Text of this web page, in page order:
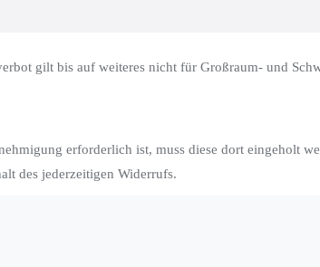
gilt bis auf weiteres nicht für Großraum- und
erforderlich ist, muss diese dort eingeholt
des jederzeitigen Widerrufs.